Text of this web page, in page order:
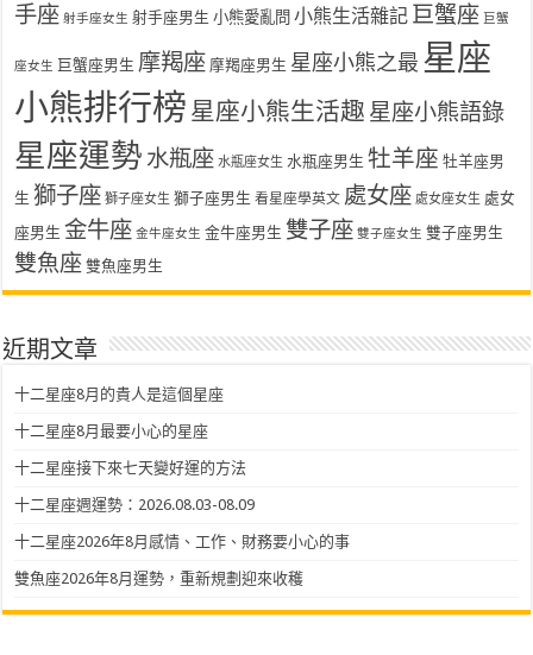
手座 射手座女生 射手座男生 小熊愛亂問 小熊生活雜記 巨蟹座 巨蟹
座女生 巨蟹座男生 摩羯座 摩羯座男生 星座小熊之最 星座
小熊排行榜 星座小熊生活趣 星座小熊語錄
星座運勢 水瓶座 水瓶座女生 水瓶座男生 牡羊座 牡羊座男
生 獅子座 獅子座女生 獅子座男生 看星座學英文 處女座 處女座女生 處女
座男生 金牛座 金牛座女生 金牛座男生 雙子座 雙子座女生 雙子座男生
雙魚座 雙魚座男生
近期文章
十二星座8月的貴人是這個星座
十二星座8月最要小心的星座
十二星座接下來七天變好運的方法
十二星座週運勢：2026.08.03-08.09
十二星座2026年8月感情、工作、財務要小心的事
雙魚座2026年8月運勢，重新規劃迎來收穫